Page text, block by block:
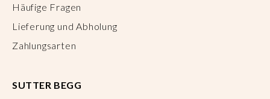
Häufige Fragen
Lieferung und Abholung
Zahlungsarten
SUTTER BEGG